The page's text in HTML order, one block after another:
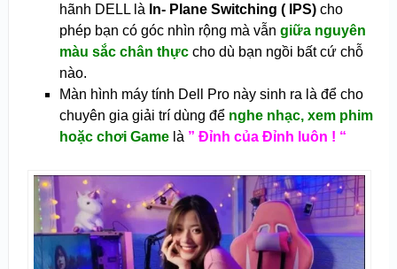
hãnh DELL là In- Plane Switching ( IPS)cho
phép bạn có góc nhìn rộng mà vẫn giữa nguyên
màu sắc chân thựccho dù bạn ngồi bất cứ chỗ
nào.
Màn hình máy tính Dell Pro này sinh ra là để cho
chuyên gia giải trí dùng để nghe nhạc, xem phim
hoặc chơi Gamelà ” Đỉnh của Đỉnh luôn ! “